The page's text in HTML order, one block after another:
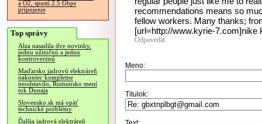
a O2, spustí 2.5 Gbps
pripojenie
Top správy
Alza nasadila dve novinky,
jednu užitočnú a jednu
kontroverznú
Maďarsko jadrovú elektráreň
nakoniec kompletne
neodstavilo, Rumunsko mení
tok Dunaja
Slovensko.sk má opäť
technické problémy
Ďalšia jadrová elektráreň
recommendations means so
fellow workers. Many thanks;
[url=http://www.kyrie-7.com]nike
Odpovedať
Meno:
Titulok: